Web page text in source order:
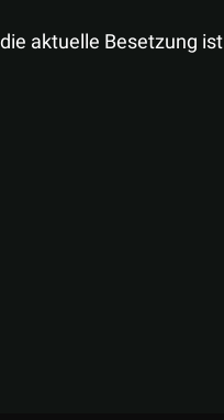
aktuelle Besetzung ist